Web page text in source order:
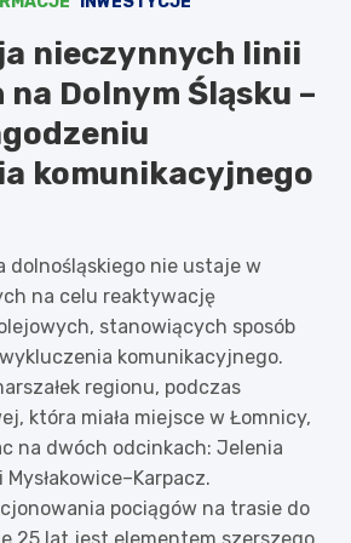
nieczynnych linii
Dolnym Śląsku –
komunikacyjnego
dolnośląskiego nie ustaje w
na celu reaktywację
stanowiących sposób
komunikacyjnego.
regionu, podczas
która miała miejsce w Łomnicy,
na dwóch odcinkach: Jelenia
Mysłakowice–Karpacz.
pociągów na trasie do